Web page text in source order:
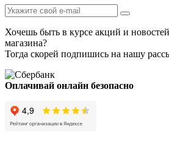
Хочешь быть в курсе акций и
магазина?
Тогда скорей подпишись на нашу
Оплачивай онлайн безопасно